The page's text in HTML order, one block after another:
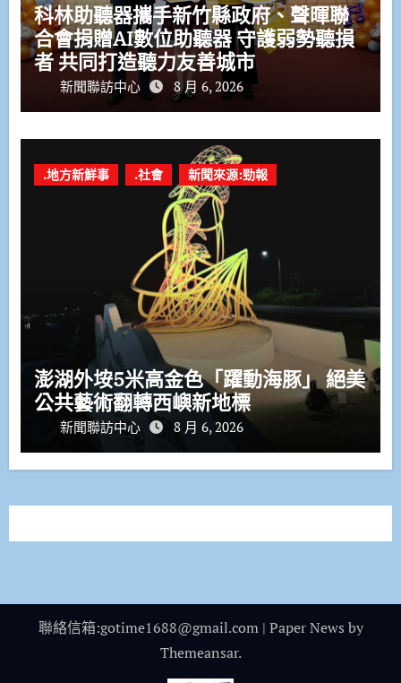
科林助聽器攜手新竹縣政府、聲暉聯
合會捐贈AI數位助聽器 守護弱勢聽損
者 共同打造聽力友善城市
新聞聯訪中心 8 月 6, 2026
.地方新鮮事 .社會 新聞來源:勁報
澎湖外垵5米高金色「躍動海豚」 絕美
公共藝術翻轉西嶼新地標
新聞聯訪中心 8 月 6, 2026
聯絡信箱:gotime1688@gmail.com | Paper News by
Themeansar.